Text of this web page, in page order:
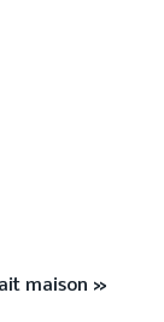
maison »